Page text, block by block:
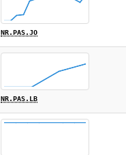
NR.PAS.JO
NR.PAS.LB